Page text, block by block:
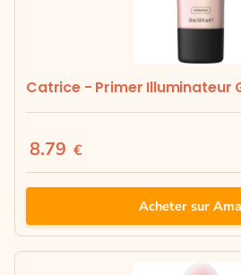
Catrice - Primer Illuminateur
8.79 €
Acheter sur